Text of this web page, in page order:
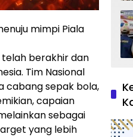
mimpi Piala
telah berakhir dan
Tim Nasional
cabang sepak bola,
capaian
sebagai
yang lebih